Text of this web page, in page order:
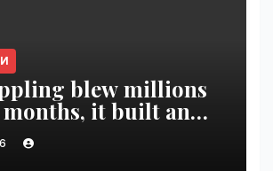
blew millions
it built an
ROI tool |